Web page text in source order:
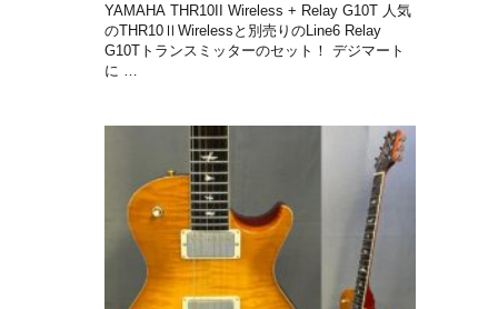
YAMAHA THR10II Wireless + Relay G10T 人気
のTHR10ⅡWirelessと別売りのLine6 Relay
G10Tトランスミッターのセット！ デジマート
に …